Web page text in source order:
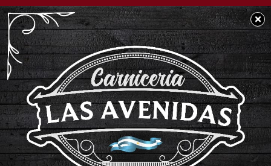
×
SOCIEDAD
Muy triste noticia: